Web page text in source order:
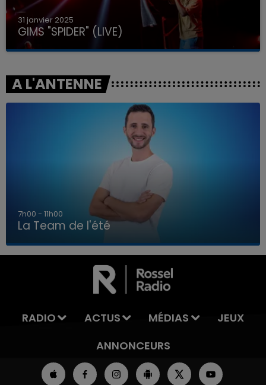
LA TEAM DE L'ÉTÉ
31 janvier 2025
GIMS "SPIDER" (LIVE)
A L'ANTENNE
7h00 - 11h00
La Team de l'été
RADIO ACTUS MÉDIAS
JEUX
ANNONCEURS